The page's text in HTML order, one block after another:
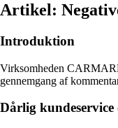
Artikel:
Introduktion
Virksomheden
gennemgang af
Dårlig